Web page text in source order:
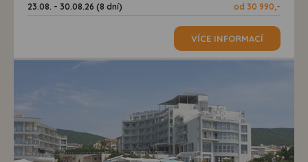
23.08. - 30.08.26 (8 dní)
od 30 990,-
VÍCE INFORMACÍ